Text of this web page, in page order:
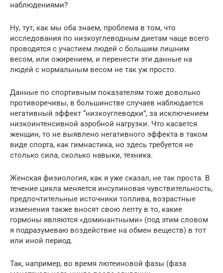
наблюдениями?
Ну, тут, как мы оба знаем, проблема в том, что
исследования по низкоуглеводным диетам чаще всего
проводятся с участием людей с большим лишним
весом, или ожирением, и перенести эти данные на
людей с нормальным весом не так уж просто.
Данные по спортивным показателям тоже довольно
противоречивы, в большинстве случаев наблюдается
негативный эффект “низкоуглеводки”, за исключением
низкоинтенсивной аэробной нагрузки. Что касается
женщин, то не выявлено негативного эффекта в таком
виде спорта, как гимнастика, но здесь требуется не
столько сила, сколько навыки, техника.
Женская физиология, как я уже сказал, не так проста. В
течение цикла меняется инсулиновая чувствительность,
предпочтительные источники топлива, возрастные
изменения также вносят свою лепту в то, какие
гормоны являются «доминантными» (под этим словом
я подразумеваю воздействие на обмен веществ) в тот
или иной период.
Так, например, во время лютеиновой фазы (фаза